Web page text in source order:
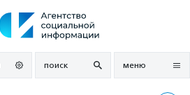
поиск меню